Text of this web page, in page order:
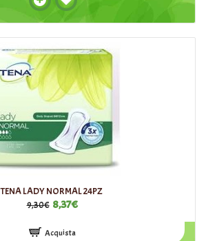
TENA LADY NORMAL 24PZ
9,30€ 8,37€
Acquista